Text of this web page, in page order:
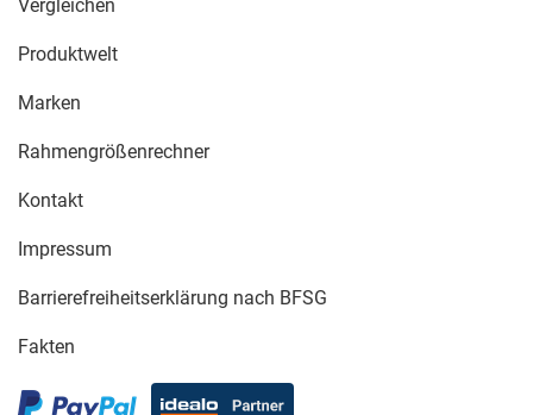
Vergleichen
Produktwelt
Marken
Rahmengrößenrechner
Kontakt
Impressum
Barrierefreiheitserklärung nach BFSG
Fakten